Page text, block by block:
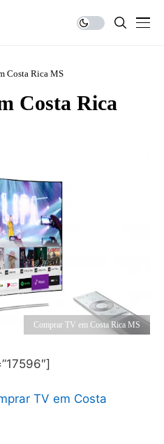
Costa Rica MS
Costa Rica
Comprar TV em Costa Rica MS
TV em Costa